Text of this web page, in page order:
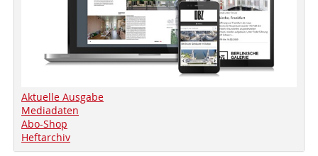
Aktuelle Ausgabe
Mediadaten
Abo-Shop
Heftarchiv